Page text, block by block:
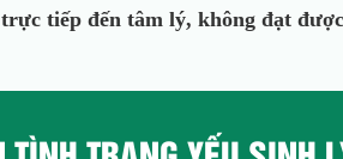
tiếp đến tâm lý, không đạt